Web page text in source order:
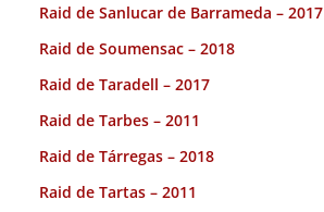
Raid de Sanlucar de Barrameda – 2017
Raid de Soumensac – 2018
Raid de Taradell – 2017
Raid de Tarbes – 2011
Raid de Tárregas – 2018
Raid de Tartas – 2011